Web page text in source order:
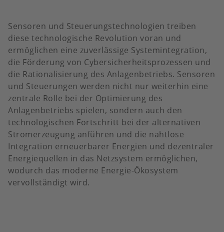
Sensoren und Steuerungstechnologien treiben
diese technologische Revolution voran und
ermöglichen eine zuverlässige Systemintegration,
die Förderung von Cybersicherheitsprozessen und
die Rationalisierung des Anlagenbetriebs. Sensoren
und Steuerungen werden nicht nur weiterhin eine
zentrale Rolle bei der Optimierung des
Anlagenbetriebs spielen, sondern auch den
technologischen Fortschritt bei der alternativen
Stromerzeugung anführen und die nahtlose
Integration erneuerbarer Energien und dezentraler
Energiequellen in das Netzsystem ermöglichen,
wodurch das moderne Energie-Ökosystem
vervollständigt wird.